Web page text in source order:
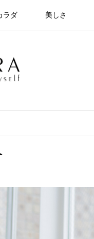
ラダ 美しさ